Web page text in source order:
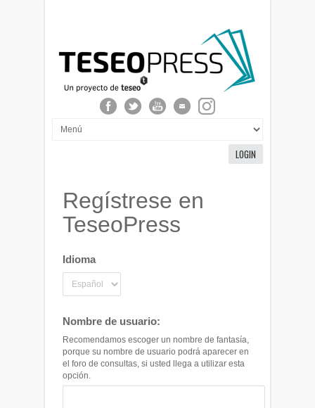
LOGIN
Regístrese en
TeseoPress
Idioma
Nombre de usuario:
Recomendamos escoger un nombre de fantasía,
porque su nombre de usuario podrá aparecer en
el foro de consultas, si usted llega a utilizar esta
opción.